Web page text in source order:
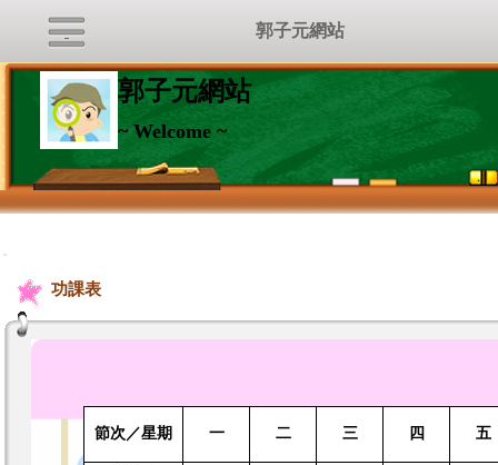
郭子元網站
~ Welcome ~
:::
功課表
郭子元網站